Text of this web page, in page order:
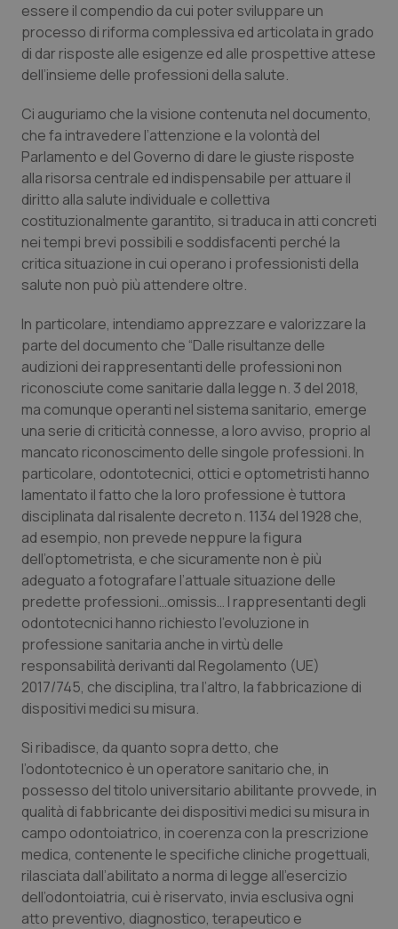
Abruzzo
Basilicata
Calabria
Campania
Emilia-Romagna
Friuli Venezia Giulia
Liguria
Lombardia
Marche
Molise
Piemonte
Provincia Autonoma di Bolzano
Provincia Autonoma di Trento
Puglia
Sardegna
Sicilia
Toscana
Umbria
Valle D’Aosta
QS Pro Gold
Artrite & artrosi
Asma & BPCO
Car-T
Colesterolo & coronaropatie
Dermatite Atopica
Disturbi dell’umore
Dolore
Donna & Salute
Epatiti
HIV
Infezioni & Febbre
Ipertensione & Scompenso
Malattie rare
Malattia di Crohn & Rettocolite Ulcerosa
Neuroscienze & patologie neurodegenerative
Obesità
Oftalmologia
Oncodermatologia
QS Club Newsletter
essere il compendio da cui poter sviluppare un
processo di riforma complessiva ed articolata in grado
di dar risposte alle esigenze ed alle prospettive attese
dell’insieme delle professioni della salute.
Ci auguriamo che la visione contenuta nel documento,
che fa intravedere l’attenzione e la volontà del
Parlamento e del Governo di dare le giuste risposte
alla risorsa centrale ed indispensabile per attuare il
diritto alla salute individuale e collettiva
costituzionalmente garantito, si traduca in atti concreti
nei tempi brevi possibili e soddisfacenti perché la
critica situazione in cui operano i professionisti della
salute non può più attendere oltre.
In particolare, intendiamo apprezzare e valorizzare la
parte del documento che “Dalle risultanze delle
audizioni dei rappresentanti delle professioni non
riconosciute come sanitarie dalla legge n. 3 del 2018,
ma comunque operanti nel sistema sanitario, emerge
una serie di criticità connesse, a loro avviso, proprio al
mancato riconoscimento delle singole professioni. In
particolare, odontotecnici, ottici e optometristi hanno
lamentato il fatto che la loro professione è tuttora
disciplinata dal risalente decreto n. 1134 del 1928 che,
ad esempio, non prevede neppure la figura
dell’optometrista, e che sicuramente non è più
adeguato a fotografare l’attuale situazione delle
predette professioni…omissis… I rappresentanti degli
odontotecnici hanno richiesto l’evoluzione in
professione sanitaria anche in virtù delle
responsabilità derivanti dal Regolamento (UE)
2017/745, che disciplina, tra l’altro, la fabbricazione di
dispositivi medici su misura.
Si ribadisce, da quanto sopra detto, che
l’odontotecnico è un operatore sanitario che, in
possesso del titolo universitario abilitante provvede, in
qualità di fabbricante dei dispositivi medici su misura in
campo odontoiatrico, in coerenza con la prescrizione
medica, contenente le specifiche cliniche progettuali,
rilasciata dall’abilitato a norma di legge all’esercizio
dell’odontoiatria, cui è riservato, invia esclusiva ogni
atto preventivo, diagnostico, terapeutico e